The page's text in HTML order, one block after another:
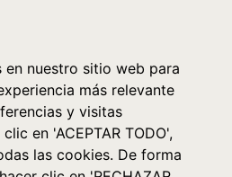
nuestro sitio web para
más relevante
y visitas
en 'ACEPTAR TODO',
las cookies. De forma